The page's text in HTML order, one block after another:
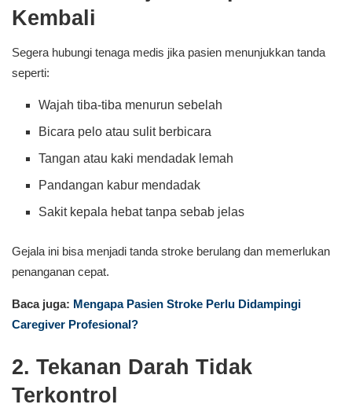
Kembali
Segera hubungi tenaga medis jika pasien menunjukkan tanda
seperti:
Wajah tiba-tiba menurun sebelah
Bicara pelo atau sulit berbicara
Tangan atau kaki mendadak lemah
Pandangan kabur mendadak
Sakit kepala hebat tanpa sebab jelas
Gejala ini bisa menjadi tanda stroke berulang dan memerlukan
penanganan cepat.
Baca juga: Mengapa Pasien Stroke Perlu Didampingi
Caregiver Profesional?
2. Tekanan Darah Tidak
Terkontrol